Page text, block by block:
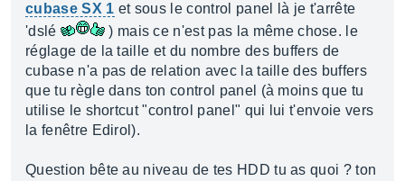
cubase SX 1 et sous le control panel là je t'arrête
'dslé
) mais ce n'est pas la même chose. le
réglage de la taille et du nombre des buffers de
cubase n'a pas de relation avec la taille des buffers
que tu règle dans ton control panel (à moins que tu
utilise le shortcut "control panel" qui lui t'envoie vers
la fenêtre Edirol).
Question bête au niveau de tes HDD tu as quoi ? ton